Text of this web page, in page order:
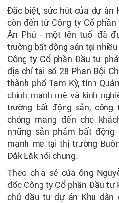
Đặc biệt, sức hút của dự án
còn đến từ Công ty Cổ
Ân Phú - một tên tuổi đã
trường bất động sản tại
Công ty Cổ phần Đầu tư
địa chỉ tại số 28 Phan Bội
thành phố Tam Kỳ, tỉnh
chính mạnh mẽ và kinh
trường bất động sản, công
chóng mang đến cho
những sản phẩm bất
mạnh mẽ tại thị trường
Đắk Lắk nói chung.
Theo chia sẻ của ông
đốc Công ty Cổ phần Đầu tư
chủ đầu tư dự án Khu dân